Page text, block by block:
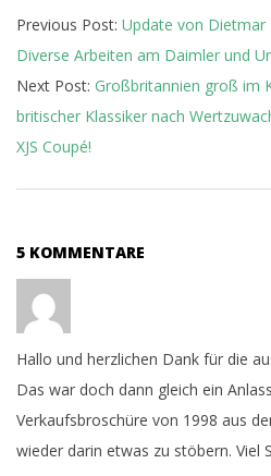
Previous Post: Update von Dietmar
Diverse Arbeiten am Daimler und
Next Post: Großbritannien groß im
britischer Klassiker nach
XJS Coupé!
5 KOMMENTARE
Hallo und herzlichen Dank für die
Das war doch dann gleich ein
Verkaufsbroschüre von 1998 aus
wieder darin etwas zu stöbern. Viel